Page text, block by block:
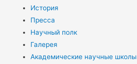
История
Пресса
Научный полк
Галерея
Академические научные школы